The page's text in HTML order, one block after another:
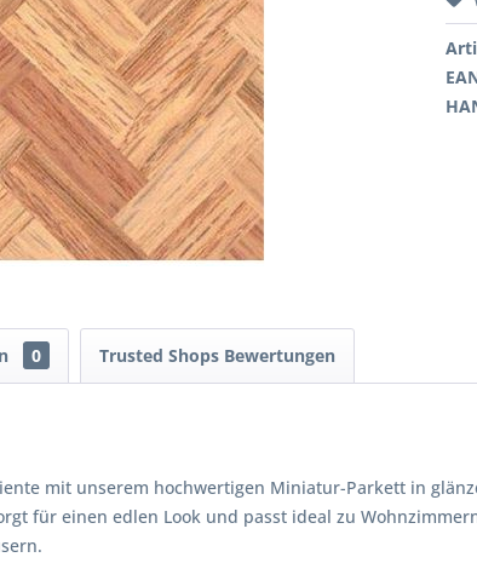
0 Trusted Shops Bewertungen
mit unserem hochwertigen Miniatur-Parkett in
für einen edlen Look und passt ideal zu